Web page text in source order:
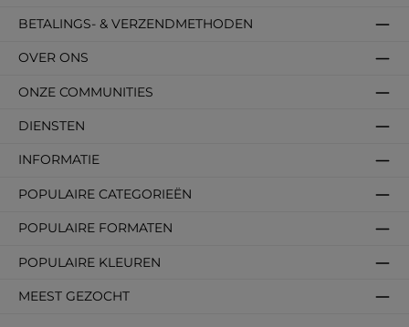
DIENSTEN
INFORMATIE
POPULAIRE CATEGORIEËN
POPULAIRE FORMATEN
POPULAIRE KLEUREN
MEEST GEZOCHT
BETALINGS- & VERZENDMETHODEN
OVER ONS
ONZE COMMUNITIES